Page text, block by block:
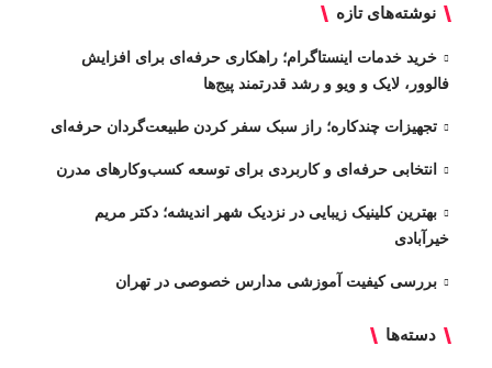
نوشته‌های تازه
خرید خدمات اینستاگرام؛ راهکاری حرفه‌ای برای افزایش
فالوور، لایک و ویو و رشد قدرتمند پیج‌ها
تجهیزات چندکاره؛ راز سبک سفر کردن طبیعت‌گردان حرفه‌ای
انتخابی حرفه‌ای و کاربردی برای توسعه کسب‌وکارهای مدرن
بهترین کلینیک زیبایی در نزدیک شهر اندیشه؛ دکتر مریم
خیرآبادی
بررسی کیفیت آموزشی مدارس خصوصی در تهران
دسته‌ها